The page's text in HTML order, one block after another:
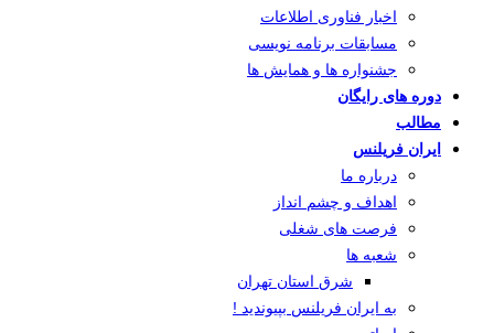
اخبار فناوری اطلاعات
مسابقات برنامه نویسی
جشنواره ها و همایش ها
دوره های رایگان
مطالب
ایران فریلنس
درباره ما
اهداف و چشم انداز
فرصت های شغلی
شعبه ها
شرق استان تهران
به ایران فریلنس بپیوندید !